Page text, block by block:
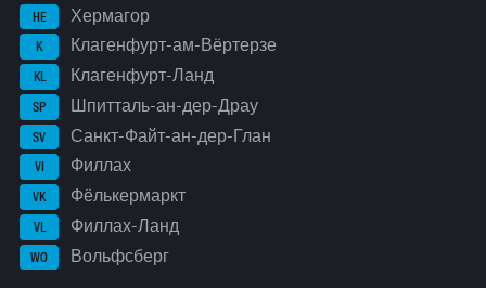
HE Хермагор
K Клагенфурт-ам-Вёртерзе
KL Клагенфурт-Ланд
SP Шпитталь-ан-дер-Драу
SV Санкт-Файт-ан-дер-Глан
VI Филлах
VK Фёлькермаркт
VL Филлах-Ланд
WO Вольфсберг